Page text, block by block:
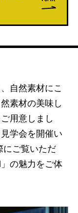
自然素材にこ
素材の美味し
用意しまし
学会を開催い
にご覧いただ
の魅力をご体